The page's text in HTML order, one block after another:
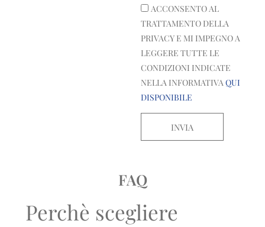
ACCONSENTO AL
TRATTAMENTO DELLA
PRIVACY E MI IMPEGNO A
LEGGERE TUTTE LE
CONDIZIONI INDICATE
NELLA INFORMATIVAQUI
DISPONIBILE
INVIA
FAQ
Perchè scegliere